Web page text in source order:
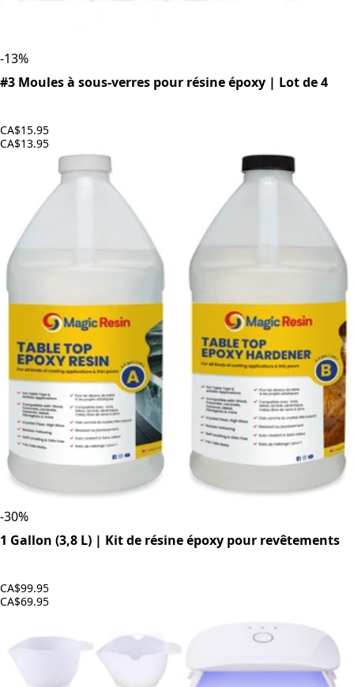
-13%
#3 Moules à sous-verres pour résine époxy | Lot de 4
CA$15.95
CA$13.95
-30%
1 Gallon (3,8 L) | Kit de résine époxy pour revêtements
CA$99.95
CA$69.95